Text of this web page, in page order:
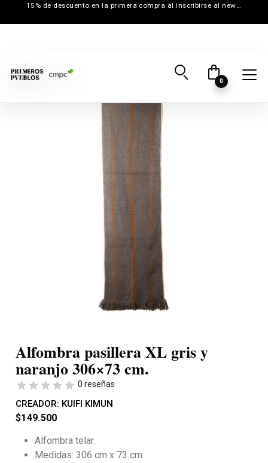
15% de descuento en la primera compra al inscribirse al newsletter
0
Alfombra pasillera XL gris y
naranjo 306×73 cm.
0 reseñas
CREADOR: KUIFI KIMUN
$149.500
Alfombra telar.
Medidas: 306 cm x 73 cm.